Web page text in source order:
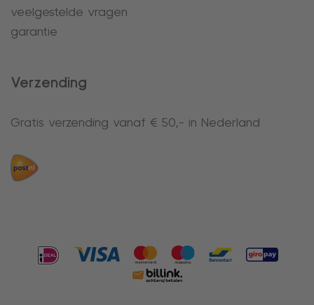
veelgestelde vragen
garantie
Verzending
Gratis verzending vanaf € 50,- in Nederland